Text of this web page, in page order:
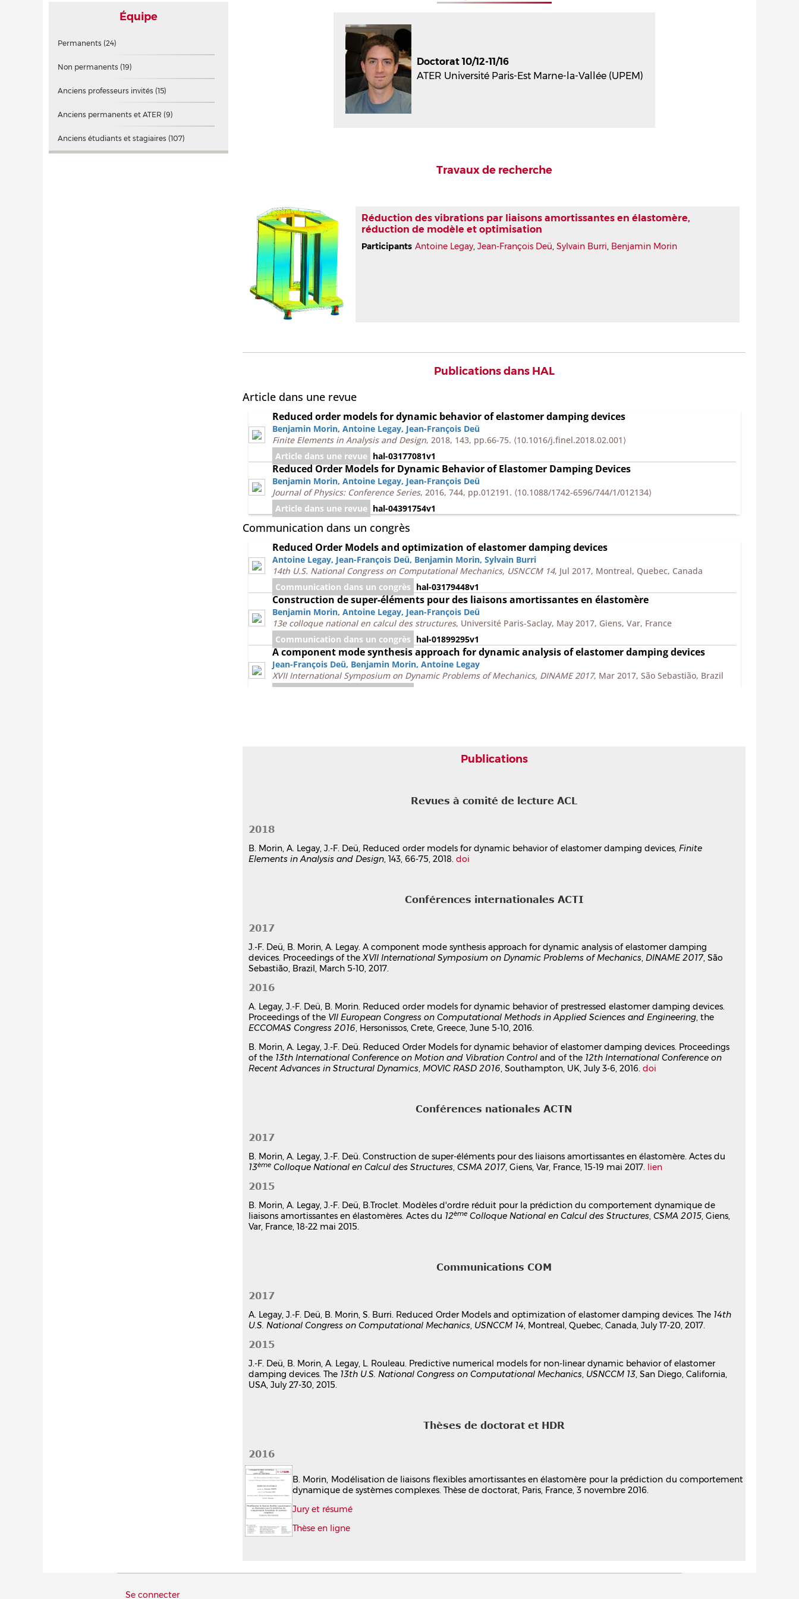
Doctorat 10/12-11/16
ATER Université Paris-Est Marne-la-Vallée (UPEM)
Travaux de recherche
Réduction des vibrations par liaisons amortissantes en élastomère,
réduction de modèle et optimisation
Participants Antoine Legay, Jean-François Deü, Sylvain Burri, Benjamin Morin
Publications dans HAL
Article dans une revue
Reduced order models for dynamic behavior of elastomer damping devices
Benjamin Morin, Antoine Legay, Jean-François Deü
Finite Elements in Analysis and Design, 2018, 143, pp.66-75. ⟨10.1016/j.finel.2018.02.001⟩
Article dans une revue hal-03177081v1
Reduced Order Models for Dynamic Behavior of Elastomer Damping Devices
Benjamin Morin, Antoine Legay, Jean-François Deü
Journal of Physics: Conference Series, 2016, 744, pp.012191. ⟨10.1088/1742-6596/744/1/012134⟩
Article dans une revue hal-04391754v1
Communication dans un congrès
Reduced Order Models and optimization of elastomer damping devices
Antoine Legay, Jean-François Deü, Benjamin Morin, Sylvain Burri
14th U.S. National Congress on Computational Mechanics, USNCCM 14, Jul 2017, Montreal, Quebec, Canada
Communication dans un congrès hal-03179448v1
Construction de super-éléments pour des liaisons amortissantes en élastomère
Benjamin Morin, Antoine Legay, Jean-François Deü
13e colloque national en calcul des structures, Université Paris-Saclay, May 2017, Giens, Var, France
Communication dans un congrès hal-01899295v1
A component mode synthesis approach for dynamic analysis of elastomer damping devices
Jean-François Deü, Benjamin Morin, Antoine Legay
XVII International Symposium on Dynamic Problems of Mechanics, DINAME 2017, Mar 2017, São Sebastião, Brazil
hal-03179115v1
Modèles d’ordre réduit pour la prédiction du comportement dynamique de liaisons amortissantes
en élastomères
Benjamin Morin,Antoine Legay ,Jean-François Deü ,
Modélisation de liaisons flexibles amortissantes en élastomères pour la prédiction du
Benjamin Morin
Mécanique des structures [physics.class-ph]. Conservatoire national des arts et metiers - CNAM, 2016. Français.
⟨NNT : 2016CNAM1067⟩
Publications
Revues à comité de lecture ACL
2018
B. Morin, A. Legay, J.-F. Deü, Reduced order models for dynamic behavior of elastomer damping devices, Finite
Elements in Analysis and Design, 143, 66-75, 2018. doi
Conférences internationales ACTI
2017
J.-F. Deü, B. Morin, A. Legay. A component mode synthesis approach for dynamic analysis of elastomer damping
devices. Proceedings of the XVII International Symposium on Dynamic Problems of Mechanics, DINAME 2017, São
Sebastião, Brazil, March 5-10, 2017.
2016
A. Legay, J.-F. Deü, B. Morin. Reduced order models for dynamic behavior of prestressed elastomer damping devices.
Proceedings of the VII European Congress on Computational Methods in Applied Sciences and Engineering, the
ECCOMAS Congress 2016, Hersonissos, Crete, Greece, June 5-10, 2016.
B. Morin, A. Legay, J.-F. Deü. Reduced Order Models for dynamic behavior of elastomer damping devices. Proceedings
of the 13th International Conference on Motion and Vibration Control and of the 12th International Conference on
Recent Advances in Structural Dynamics, MOVIC RASD 2016, Southampton, UK, July 3-6, 2016. doi
Conférences nationales ACTN
2017
B. Morin, A. Legay, J.-F. Deü. Construction de super-éléments pour des liaisons amortissantes en élastomère. Actes du
13ème Colloque National en Calcul des Structures, CSMA 2017, Giens, Var, France, 15-19 mai 2017. lien
2015
B. Morin, A. Legay, J.-F. Deü, B.Troclet. Modèles d'ordre réduit pour la prédiction du comportement dynamique de
liaisons amortissantes en élastomères. Actes du 12ème Colloque National en Calcul des Structures, CSMA 2015, Giens,
Var, France, 18-22 mai 2015.
Communications COM
2017
A. Legay, J.-F. Deü, B. Morin, S. Burri. Reduced Order Models and optimization of elastomer damping devices. The 14th
U.S. National Congress on Computational Mechanics, USNCCM 14, Montreal, Quebec, Canada, July 17-20, 2017.
2015
J.-F. Deü, B. Morin, A. Legay, L. Rouleau. Predictive numerical models for non-linear dynamic behavior of elastomer
damping devices. The 13th U.S. National Congress on Computational Mechanics, USNCCM 13, San Diego, California,
USA, July 27-30, 2015.
Thèses de doctorat et HDR
2016
B. Morin, Modélisation de liaisons flexibles amortissantes en élastomère pour la prédiction du comportement
dynamique de systèmes complexes. Thèse de doctorat, Paris, France, 3 novembre 2016.
Jury et résumé
Thèse en ligne
Équipe
Permanents (24)
Non permanents (19)
Anciens professeurs invités (15)
Anciens permanents et ATER (9)
Anciens étudiants et stagiaires (107)
Menu
Se connecter